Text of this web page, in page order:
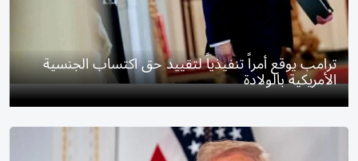
ترامب يوقع أمراً تنفيذياً لتقييد حق اكتساب الجنسية
الأمريكية بالولادة